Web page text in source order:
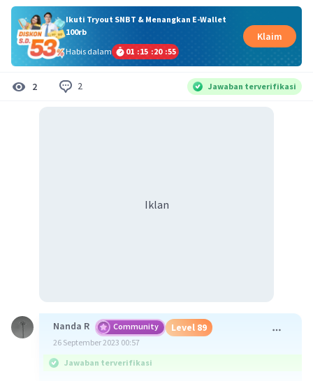
Ikuti Tryout SNBT & Menangkan E-Wallet
100rb
Habis dalam
01 :15 :20 :54
Klaim
2 2 Jawaban terverifikasi
Iklan
Nanda R Community Level 89
26 September 2023 00:57
Jawaban terverifikasi